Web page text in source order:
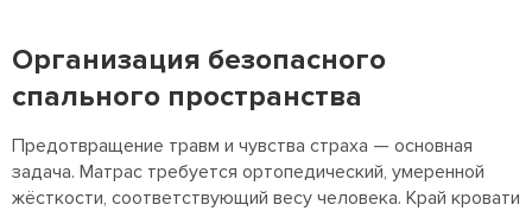
Организация безопасного
спального пространства
Предотвращение травм и чувства страха — основная
задача. Матрас требуется ортопедический, умеренной
жёсткости, соответствующий весу человека. Край кровати